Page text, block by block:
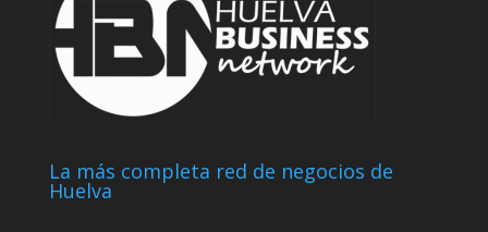
La más completa red de negocios de
Huelva